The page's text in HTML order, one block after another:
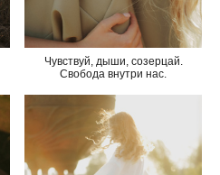
Чувствуй, дыши, созерцай.
Свобода внутри нас.